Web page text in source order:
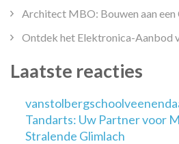
Architect MBO: Bouwen aan
Ontdek het Elektronica-Aanbod
Laatste reacties
Tandarts: Uw Partner voor
Stralende Glimlach